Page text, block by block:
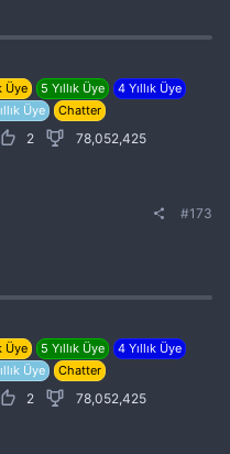
Üye 5 Yıllık Üye
4 Yıllık Üye
Üye Chatter
2
78,052,425
#173
Üye 5 Yıllık Üye
4 Yıllık Üye
Üye Chatter
2
78,052,425